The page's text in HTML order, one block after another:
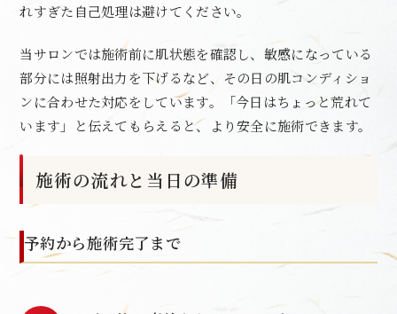
れすぎた自己処理は避けてください。
当サロンでは施術前に肌状態を確認し、敏感になっている
部分には照射出力を下げるなど、その日の肌コンディショ
ンに合わせた対応をしています。「今日はちょっと荒れて
います」と伝えてもらえると、より安全に施術できます。
施術の流れと当日の準備
予約から施術完了まで